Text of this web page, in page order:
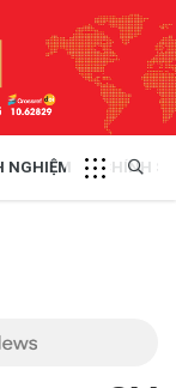
NGHIỆM CHÍNH